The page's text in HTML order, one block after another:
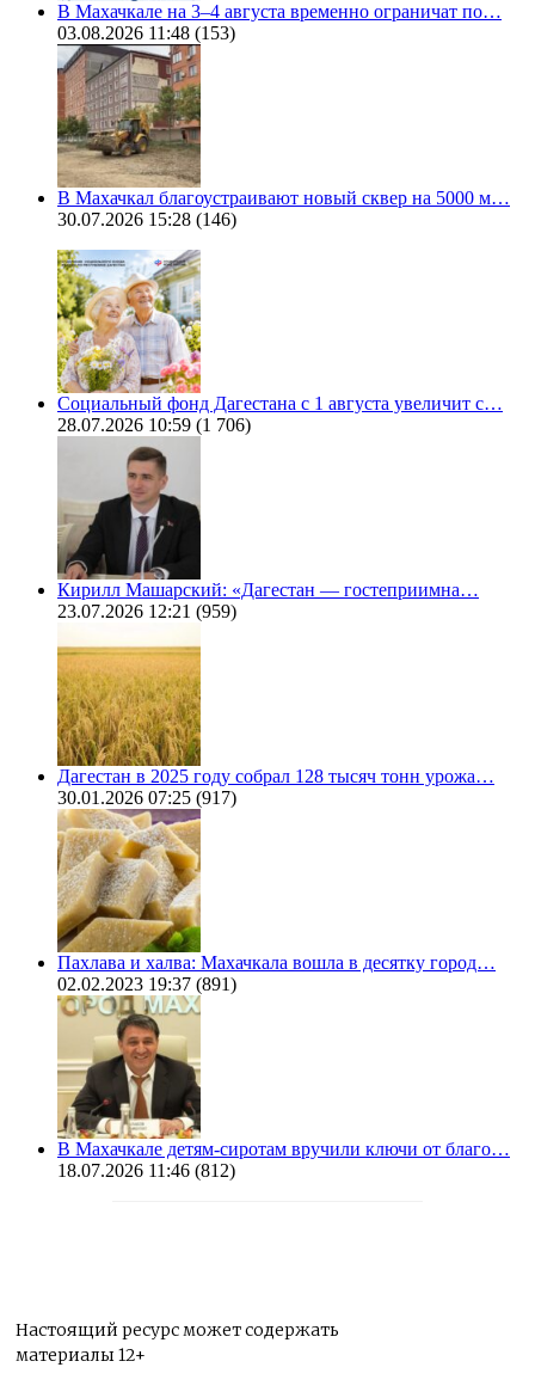
В Махачкале на 3–4 августа временно ограничат по…
03.08.2026 11:48 (153)
В Махачкал благоустраивают новый сквер на 5000 м…
30.07.2026 15:28 (146)
Социальный фонд Дагестана с 1 августа увеличит с…
28.07.2026 10:59 (1 706)
Кирилл Машарский: «Дагестан — гостеприимна…
23.07.2026 12:21 (959)
Дагестан в 2025 году собрал 128 тысяч тонн урожа…
30.01.2026 07:25 (917)
Пахлава и халва: Махачкала вошла в десятку город…
02.02.2023 19:37 (891)
В Махачкале детям-сиротам вручили ключи от благо…
18.07.2026 11:46 (812)
Настоящий ресурс может содержать
материалы 12+